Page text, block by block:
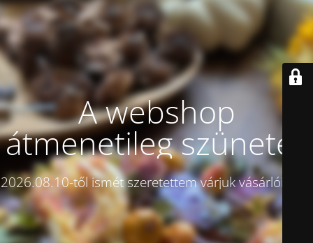
A webshop
átmenetileg szünetel!
2026.08.10-től ismét szeretettem várjuk vásárlóinkat.